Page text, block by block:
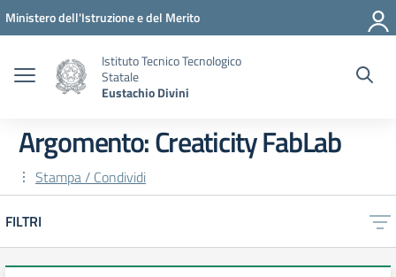
Vai ai contenuti
Vai al menu di navigazione
Vai al footer
Ministero dell'Istruzione e del Merito
Istituto Tecnico Tecnologico
Statale
Eustachio Divini
Argomento: Creaticity FabLab
Stampa / Condividi
FILTRI